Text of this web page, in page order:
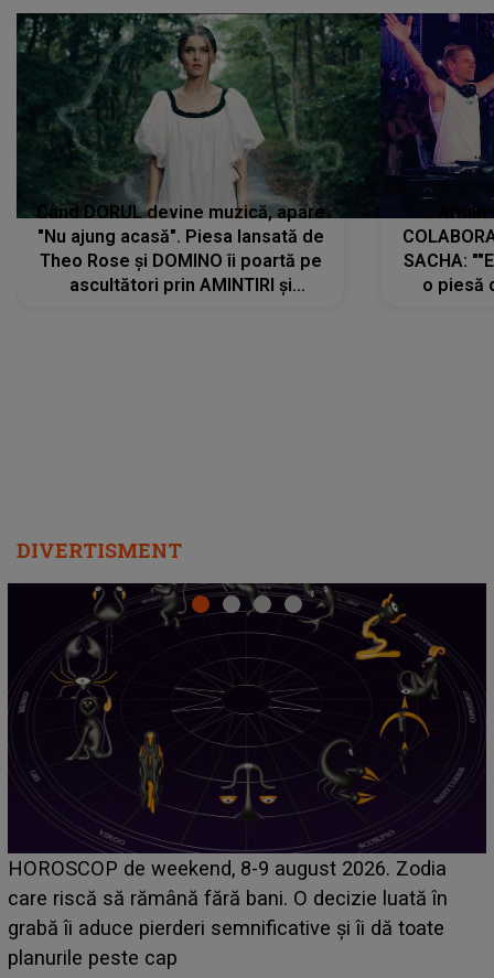
Când DORUL devine muzică, apare
"Nu ajung acasă". Piesa lansată de
Theo Rose și DOMINO îi poartă pe
ascultători prin AMINTIRI și
SACHA:
o piesă
DIVERTISMENT
Emanuel a ținut ACEST DETALIU ASCUNS până
acum! În fața Alexandrei, concurentul din Casa Iubirii
face o MĂRTURISIRE NEAȘTEPTATĂ despre mama
sa: "I-am spus și ei în față, eu nu te iubesc pentru